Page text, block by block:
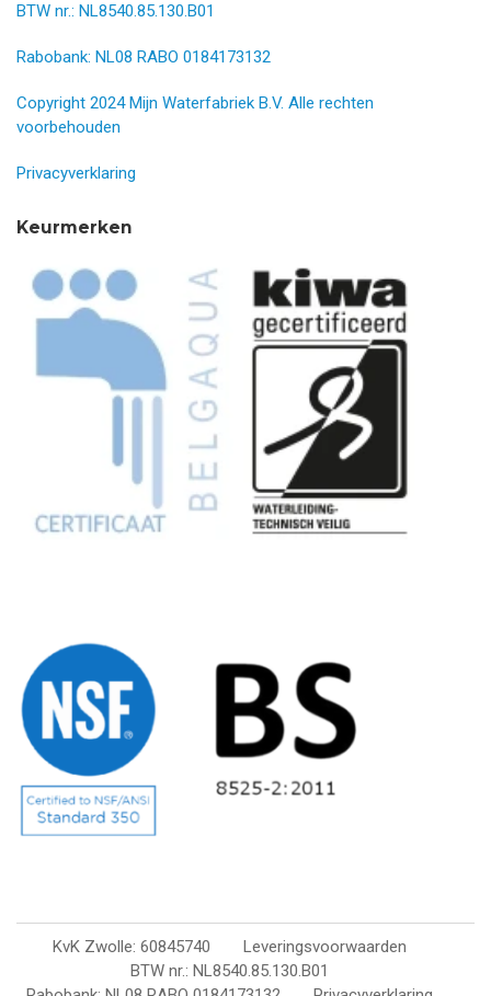
BTW nr.: NL8540.85.130.B01
Rabobank: NL08 RABO 0184173132
Copyright 2024 Mijn Waterfabriek B.V. Alle rechten
voorbehouden
Privacyverklaring
Keurmerken
KvK Zwolle: 60845740
Leveringsvoorwaarden
BTW nr.: NL8540.85.130.B01